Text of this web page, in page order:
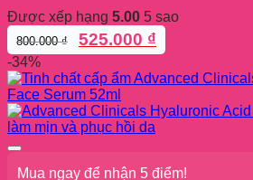
Được xếp hạng 5.00 5 sao
800.000₫
Giá
gốc
800.000 ₫.
525.000 ₫
hiện
là:
525.000 ₫.
-34%
Mua ngay để nhận 5 điểm!